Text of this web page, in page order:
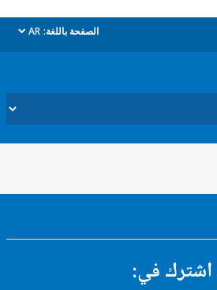
الصفحة باللغة: AR
dropdown
في: